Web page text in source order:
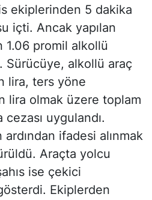
ekiplerinden 5 dakika
içti. Ancak yapılan
1.06 promil alkollü
alkollü araç
lira, ters yöne
lira olmak üzere toplam
uygulandı.
ifadesi alınmak
Araçta yolcu
ise çekici
Ekiplerden